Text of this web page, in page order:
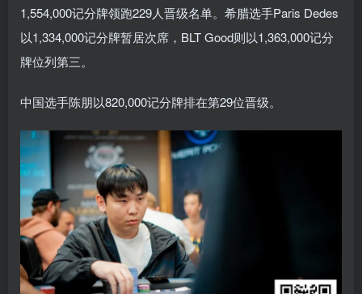
1,554,000记分牌领跑229人晋级名单。希腊选手Paris Dedes
以1,334,000记分牌暂居次席，BLT Good则以1,363,000记分
牌位列第三。
中国选手陈朋以820,000记分牌排在第29位晋级。